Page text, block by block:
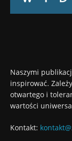
Naszymi
inspirować.
otwartego i
wartości
Kontakt: